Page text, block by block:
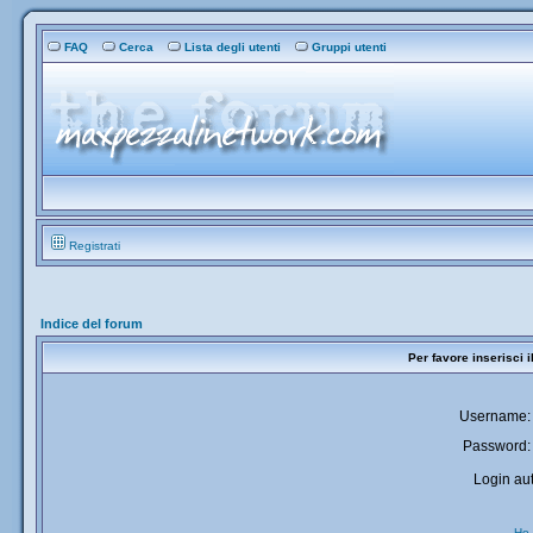
FAQ Cerca Lista degli utenti Gruppi utenti
Registrati
Indice del forum
Per favore inserisci
Username:
Password:
Login